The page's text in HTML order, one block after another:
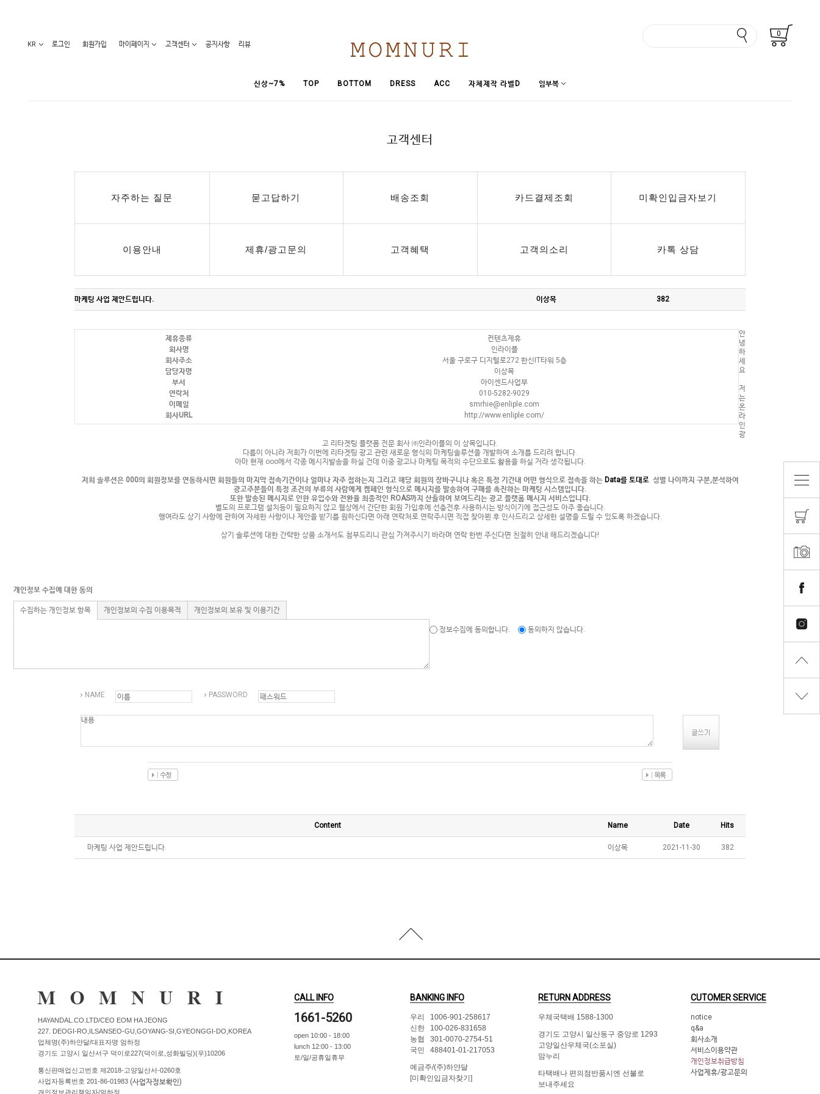
0
KR 로그인 회원가입 마이페이지 고객센터 공지사항 리뷰
신상~7% TOP BOTTOM DRESS ACC 자체제작 라벨D 임부복
티/나시
레깅스/스타킹
언더웨어
커뮤니티
만삭사진컨테스트
카드결제조회
미확인입금자보기
마이페이지
회원가입
마이페이지
개인결제
고객센터
자주하는 질문 묻고답하기 배송조회 카드결제조회 미확인입금자보기
이용안내 제휴/광고문의 고객혜택 고객의소리 카톡 상담
마케팅 사업 제안드립니다. 이상목 382
제휴종류
회사명
회사주소
담당자명
부서
연락처
이메일
회사URL
컨텐츠제휴
인라이플
서울 구로구 디지털로272 한신IT타워 5층
이상목
아이센드사업부
010-5282-9029
smrhie@enliple.com
http://www.enliple.com/
안
녕
하
세
요
저
는
온
라
인
광
고 리타겟팅 플랫폼 전문 회사 ㈜인라이플의 이 상목입니다.
다름이 아니라 저희가 이번에 리타겟팅 광고 관련 새로운 형식의 마케팅솔루션을 개발하여 소개를 드리려 합니다.
아마 현재 ooo에서 각종 메시지발송을 하실 건데 이중 광고나 마케팅 목적의 수단으로도 활용을 하실 거라 생각됩니다.
저희 솔루션은 000의 회원정보를 연동하시면 회원들의 마지막 접속기간이나 얼마나 자주 접하는지 그리고 해당 회원의 장바구니나 혹은 특정 기간내 어떤 형식으로 접속을 하는Data를 토대로 성별 나이까지 구분,분석하여
광고주분들이 특정 조건의 부류의 사람에게 켐페인 형식으로 메시지를 발송하여 구매를 촉진하는 마케팅 시스템입니다.
또한 발송된 메시지로 인한 유입수와 전환율 최종적인 ROAS까지 산출하여 보여드리는 광고 플랫폼 메시지 서비스입니다.
별도의 프로그램 설치등이 필요하지 않고 웹상에서 간단한 회원 가입후에 선충전후 사용하시는 방식이기에 접근성도 아주 좋습니다.
행여라도 상기 사항에 관하여 자세한 사항이나 제안을 받기를 원하신다면 아래 연락처로 연락주시면 직접 찾아뵌 후 인사드리고 상세한 설명을 드릴 수 있도록 하겠습니다.
상기 솔루션에 대한 간략한 상품 소개서도 첨부드리니 관심 가져주시기 바라며 연락 한번 주신다면 친절히 안내 해드리겠습니다!
개인정보 수집에 대한 동의
수집하는 개인정보 항목 개인정보의 수집 이용목적 개인정보의 보유 및 이용기간
정보수집에 동의합니다. 동의하지 않습니다.
NAME PASSWORD
Content Name Date Hits
마케팅 사업 제안드립니다. 이상목 2021-11-30 382
HAYANDAL.CO.LTD/CEO EOM HA JEONG
227. DEOGI-RO,ILSANSEO-GU,GOYANG-SI,GYEONGGI-DO,KOREA
업체명(주)하얀달/대표자명 엄하정
경기도 고양시 일산서구 덕이로227(덕이로,성화빌딩)(우)10206
통신판매업신고번호 제2018-고양일산서-0260호
사업자등록번호 201-86-01983 (사업자정보확인)
개인정보관리책임자/엄하정
CALL INFO
1661-5260
open 10:00 - 18:00
lunch 12:00 - 13:00
토/일/공휴일휴무
BANKING INFO
우리 1006-901-258617
신한 100-026-831658
농협 301-0070-2754-51
국민 488401-01-217053
예금주/(주)하얀달
[미확인입금자찾기]
RETURN ADDRESS
우체국택배 1588-1300
경기도 고양시 일산동구 중앙로 1293
고양일산우체국(소포실)
맘누리
타택배나 편의점반품시엔 선불로
보내주세요
CUTOMER SERVICE
notice
q&a
회사소개
서비스이용약관
개인정보취급방침
사업제휴/광고문의